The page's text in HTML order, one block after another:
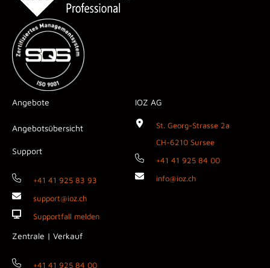
Angebote
Angebotsübersicht
Support
+41 41 925 83 93
support@ioz.ch
Supportfall melden
Zentrale | Verkauf
+41 41 925 84 00
IOZ AG
St. Georg-Strasse 2a
CH-6210 Sursee
+41 41 925 84 00
info@ioz.ch